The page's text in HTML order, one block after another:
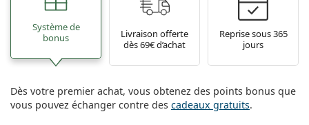
Système de
bonus
Livraison offerte
dès 69€ d’achat
Reprise sous 365
jours
Dès votre premier achat, vous obtenez des points bonus que
vous pouvez échanger contre des cadeaux gratuits.